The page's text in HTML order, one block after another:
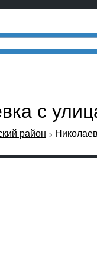
с
район >